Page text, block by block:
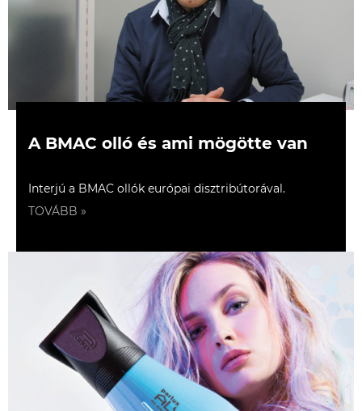
A BMAC olló és ami mögötte van
Interjú a BMAC ollók európai disztribútorával.
TOVÁBB »